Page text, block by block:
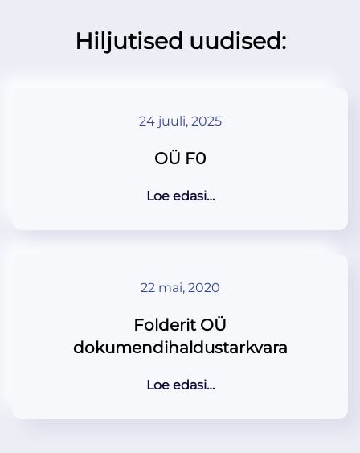
Hiljutised uudised:
24 juuli, 2025
OÜ F0
Loe edasi…
22 mai, 2020
Folderit OÜ
dokumendihaldustarkvara
Loe edasi…